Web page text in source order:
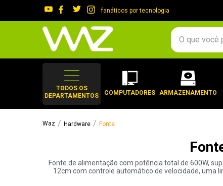
fanáticos por tecnologia
O que você procura?
TODOS OS
DEPARTAMENTOS
COMPUTADORES ARMAZENAMENTO
Hardware Fonte
Fonte de alimentação com potência total de 600W,
12cm com controle automático de velocidade, uma
gabinete
2º
keychron
openbox
6º
mouse